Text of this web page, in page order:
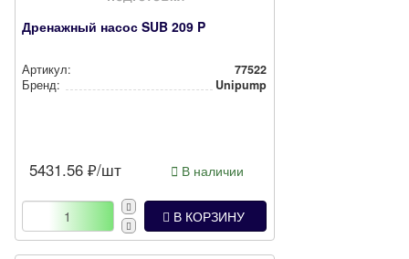
Дренажный насос SUB 209 P
Артикул:
77522
Бренд:
Unipump
5431.56 ₽/шт В наличии
В КОРЗИНУ